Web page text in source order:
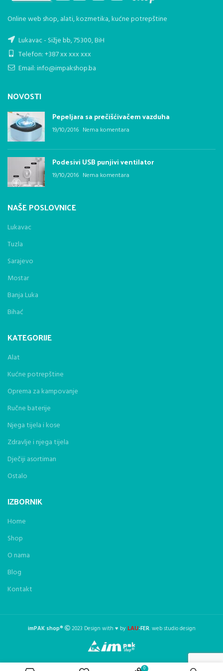
Online web shop, alati, kozmetika, kućne potrepštine
Lukavac - Sižje bb, 75300, BiH
Telefon: +387 xx xxx xxx
Email: info@impakshop.ba
NOVOSTI
Pepeljara sa prečišćivačem vazduha
19/10/2016 Nema komentara
Podesivi USB punjivi ventilator
19/10/2016 Nema komentara
NAŠE POSLOVNICE
Lukavac
Tuzla
Sarajevo
Mostar
Banja Luka
Bihać
KATEGORIJE
Alat
Kućne potrepštine
Oprema za kampovanje
Ručne baterije
Njega tijela i kose
Zdravlje i njega tijela
Dječiji asortiman
Ostalo
IZBORNIK
Home
Shop
O nama
Blog
Kontakt
imPAK shop® 2023 Design with ♥ by LAU-FER. web studio design
0